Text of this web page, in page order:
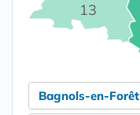
13
Bagnols-en-Forêt